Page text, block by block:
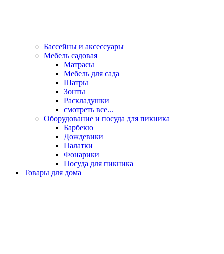
Бассейны и аксессуары
Мебель садовая
Матрасы
Мебель для сада
Шатры
Зонты
Раскладушки
смотреть все...
Оборудование и посуда для пикника
Барбекю
Дождевики
Палатки
Фонарики
Посуда для пикника
Товары для дома